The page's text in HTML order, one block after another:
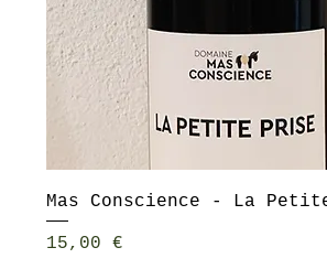
Mas Conscience - La
Prix
15,00 €